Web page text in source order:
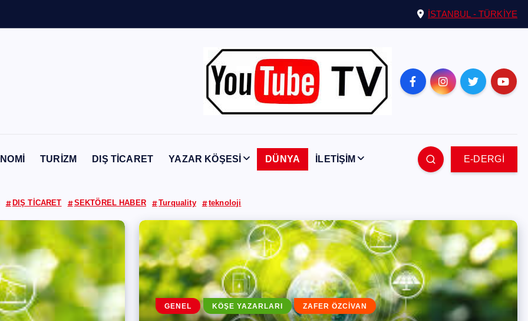
İSTANBUL - TÜRKİYE
TURİZM DIŞ TİCARET YAZAR KÖŞESİ DÜNYA İLETİŞİM E-DERGİ
DIŞ TİCARET SEKTÖREL HABER Turquality teknoloji
GENEL KÖŞE YAZARLARI ZAFER ÖZCİVAN